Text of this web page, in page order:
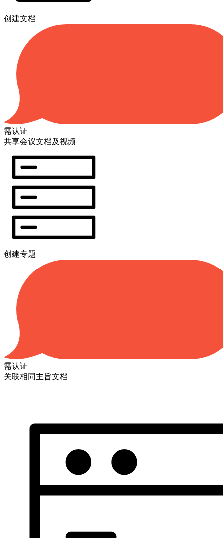
创建文档
需认证
共享会议文档及视频
创建专题
需认证
关联相同主旨文档